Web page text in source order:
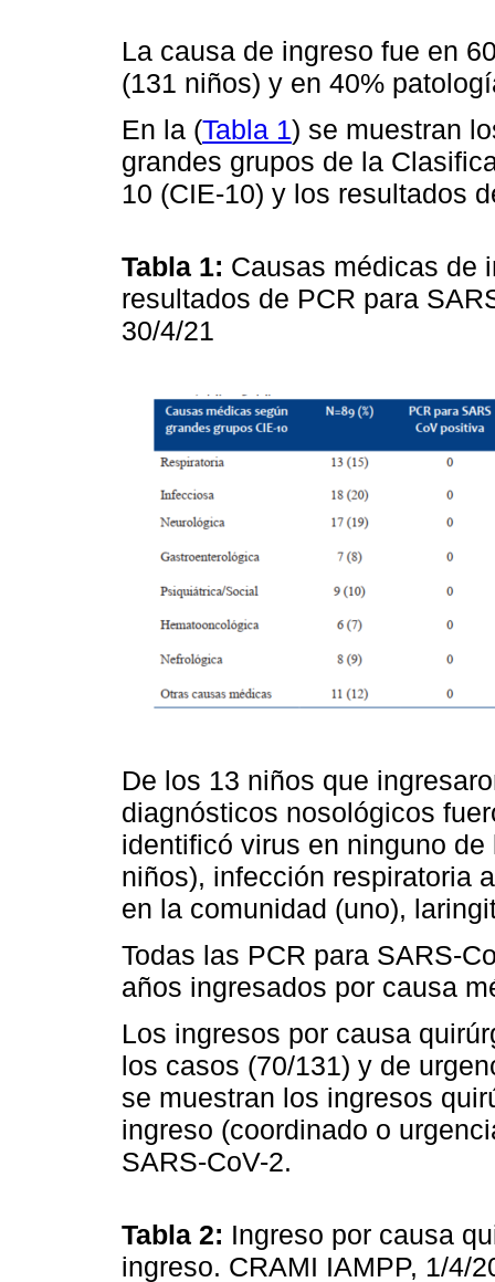
La causa de ingreso fue en
(131 niños) y en 40%
En la (Tabla 1) se muestran
grandes grupos de la
10 (CIE-10) y los resultados
Tabla 1: Causas médicas de
resultados de PCR para
30/4/21
De los 13 niños que
diagnósticos nosológicos
identificó virus en ninguno
niños), infección respiratoria
en la comunidad (uno),
Todas las PCR para SARS-
años ingresados por causa
Los ingresos por causa
los casos (70/131) y de
se muestran los ingresos
ingreso (coordinado o
SARS-CoV-2.
Tabla 2: Ingreso por causa
ingreso. CRAMI IAMPP, 1/4/